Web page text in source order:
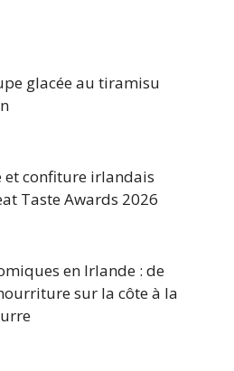
glacée au tiramisu
et confiture irlandais
Taste Awards 2026
en Irlande : de
sur la côte à la